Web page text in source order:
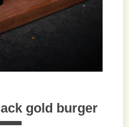
gold burger